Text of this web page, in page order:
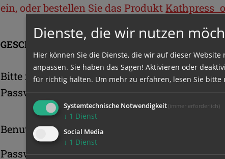
ein, oder bestellen Sie das Produkt
GESCHÜTZTER BEREICH
Bitte melden Sie sich mit Ihrem
Passwort an.
Benutzername
Passwort
Dienste, die wir nutzen
Hier können Sie die Dienste, die wir auf dieser
anpassen. Sie haben das Sagen! Aktivieren oder
für richtig halten. Um mehr zu erfahren, lesen Sie bitte
Systemtechnische Notwendigkeit (immer erforderlich)
↓ 1 Dienst
Social Media
↓ 1 Dienst